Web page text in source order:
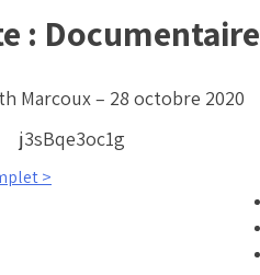
: Documentaire
Marcoux – 28 octobre 2020
j3sBqe3oc1g
>